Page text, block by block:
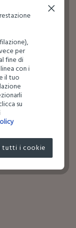
per
fine di
con i
il tuo
su
tutti i cookie
Continua senza accettare